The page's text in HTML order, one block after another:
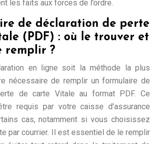
les faits aux forces de l’ordre.
de déclaration de perte
(PDF) : où le trouver et
remplir ?
en ligne soit la méthode la plus
nécessaire de remplir un formulaire de
de carte Vitale au format PDF. Ce
requis par votre caisse d’assurance
cas, notamment si vous choisissez
par courrier. Il est essentiel de le remplir